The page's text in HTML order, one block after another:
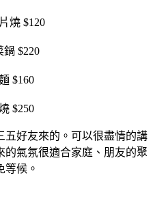
燒 $120
鍋 $220
$160
$250
五好友來的。可以很盡情的講
氣氛很適合家庭、朋友的聚
等候。